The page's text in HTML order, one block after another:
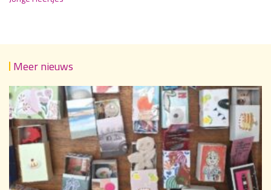
Meer nieuws